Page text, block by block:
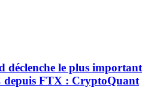
déclenche le plus important
depuis FTX : CryptoQuant